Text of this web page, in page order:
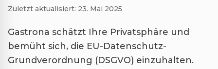
Zuletzt aktualisiert: 23. Mai 2025
Gastrona schätzt Ihre Privatsphäre und
bemüht sich, die EU-Datenschutz-
Grundverordnung (DSGVO) einzuhalten.